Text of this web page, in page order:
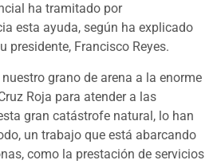
ha tramitado por
esta ayuda, según ha explicado
presidente, Francisco Reyes.
grano de arena a la enorme
Roja para atender a las
gran catástrofe natural, lo han
un trabajo que está abarcando
como la prestación de servicios